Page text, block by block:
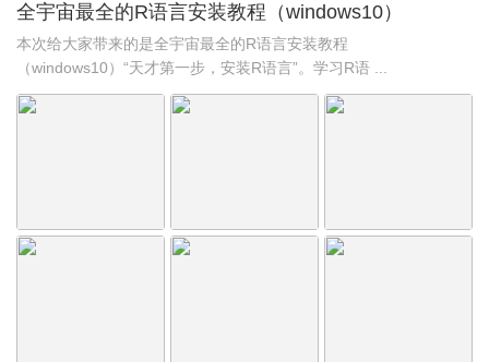
全宇宙最全的R语言安装教程（windows10）
本次给大家带来的是全宇宙最全的R语言安装教程
（windows10）“天才第一步，安装R语言”。学习R语 ...